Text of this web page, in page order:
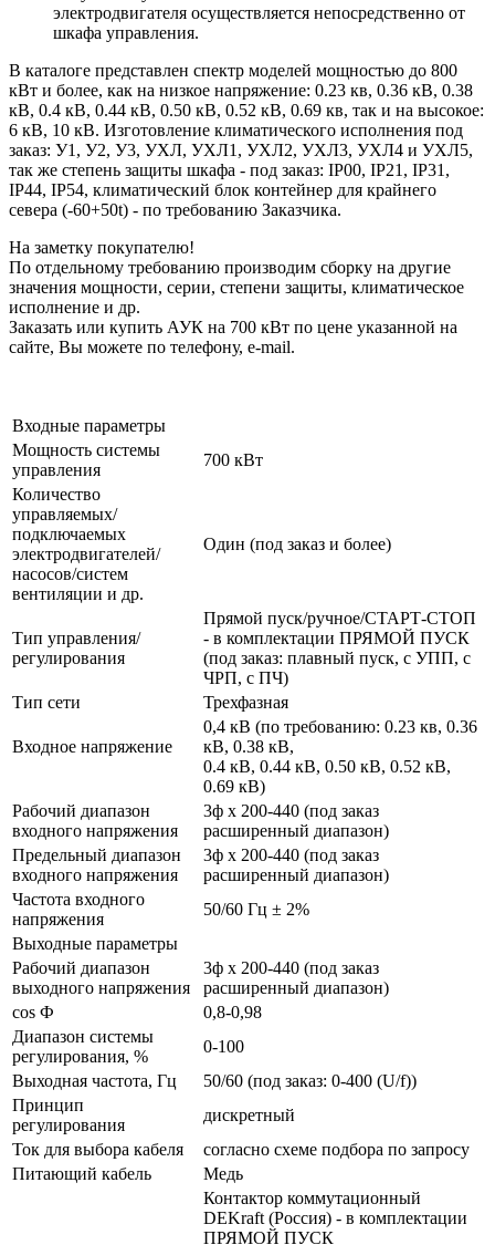
электродвигателя осуществляется непосредственно от
шкафа управления.
В каталоге представлен спектр моделей мощностью до 800
кВт и более, как на низкое напряжение: 0.23 кв, 0.36 кВ, 0.38
кВ, 0.4 кВ, 0.44 кВ, 0.50 кВ, 0.52 кВ, 0.69 кв, так и на высокое:
6 кВ, 10 кВ. Изготовление климатического исполнения под
заказ: У1, У2, У3, УХЛ, УХЛ1, УХЛ2, УХЛ3, УХЛ4 и УХЛ5,
так же степень защиты шкафа - под заказ: IP00, IP21, IP31,
IP44, IP54, климатический блок контейнер для крайнего
севера (-60+50t) - по требованию Заказчика.
На заметку покупателю!
По отдельному требованию производим сборку на другие
значения мощности, серии, степени защиты, климатическое
исполнение и др.
Заказать или купить АУК на 700 кВт по цене указанной на
сайте, Вы можете по телефону, e-mail.
Входные параметры
Мощность системы
управления
700 кВт
Количество
управляемых/
подключаемых
электродвигателей/
насосов/систем
вентиляции и др.
Один (под заказ и более)
Тип управления/
регулирования
Прямой пуск/ручное/СТАРТ-СТОП
- в комплектации ПРЯМОЙ ПУСК
(под заказ: плавный пуск, с УПП, с
ЧРП, с ПЧ)
Тип сети
Трехфазная
Входное напряжение
0,4 кВ (по требованию: 0.23 кв, 0.36
кВ, 0.38 кВ,
0.4 кВ, 0.44 кВ, 0.50 кВ, 0.52 кВ,
0.69 кВ)
Рабочий диапазон
входного напряжения
3ф х 200-440 (под заказ
расширенный диапазон)
Предельный диапазон
входного напряжения
3ф х 200-440 (под заказ
расширенный диапазон)
Частота входного
напряжения
50/60 Гц ± 2%
Выходные параметры
Рабочий диапазон
выходного напряжения
3ф х 200-440 (под заказ
расширенный диапазон)
cos Ф
0,8-0,98
Диапазон системы
регулирования, %
0-100
Выходная частота, Гц
50/60 (под заказ: 0-400 (U/f))
Принцип
регулирования
дискретный
Ток для выбора кабеля
согласно схеме подбора по запросу
Питающий кабель
Медь
Контактор коммутационный
DEKraft (Россия) - в комплектации
ПРЯМОЙ ПУСК